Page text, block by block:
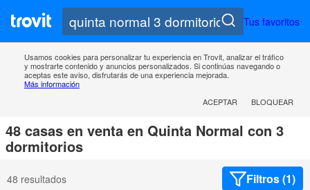
Tus favoritos
Usamos cookies para personalizar tu experiencia en Trovit, analizar el tráfico
y mostrarte contenido y anuncios personalizados. Si continúas navegando o
aceptas este aviso, disfrutarás de una experiencia mejorada.
Más información
ACEPTAR
BLOQUEAR
48 casas en venta en Quinta Normal con 3
dormitorios
48 resultados Filtros (1)